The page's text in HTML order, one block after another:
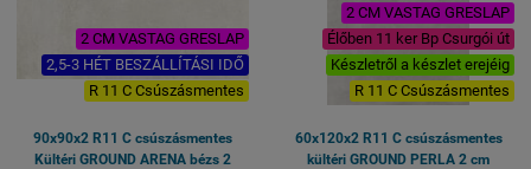
2 CM VASTAG GRESLAP
2,5-3 HÉT BESZÁLLÍTÁSI IDŐ
R 11 C Csúszásmentes
90x90x2 R11 C csúszásmentes
Kültéri GROUND ARENA bézs 2
2 CM VASTAG GRESLAP
Élőben 11 ker Bp Csurgói út
Készletről a készlet erejéig
R 11 C Csúszásmentes
60x120x2 R11 C csúszásmentes
kültéri GROUND PERLA 2 cm